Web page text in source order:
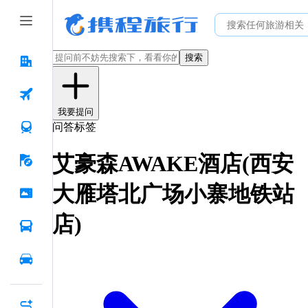
搜索
我要提问
问答标签
艾豪森AWAKE酒店(西安
大雁塔北广场小寨地铁站
店)